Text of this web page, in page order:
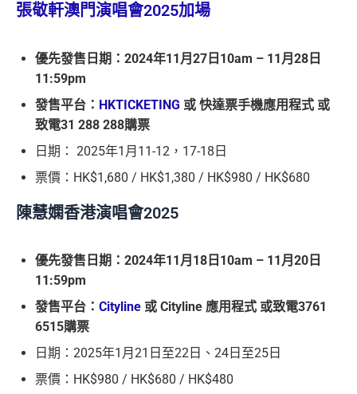
張敬軒澳門演唱會2025加場
優先發售日期：2024年11月27日10am – 11月28日
11:59pm
發售平台： HKTICKETING 或 快達票手機應用程式 或
致電31 288 288購票
日期： 2025年1月11-12，17-18日
票價：HK$1,680 / HK$1,380 / HK$980 / HK$680
陳慧嫻香港演唱會2025
優先發售日期：2024年11月18日10am – 11月20日
11:59pm
發售平台： Cityline 或 Cityline 應用程式 或致電3761
6515購票
日期：2025年1月21日至22日、24日至25日
票價：HK$980 / HK$680 / HK$480